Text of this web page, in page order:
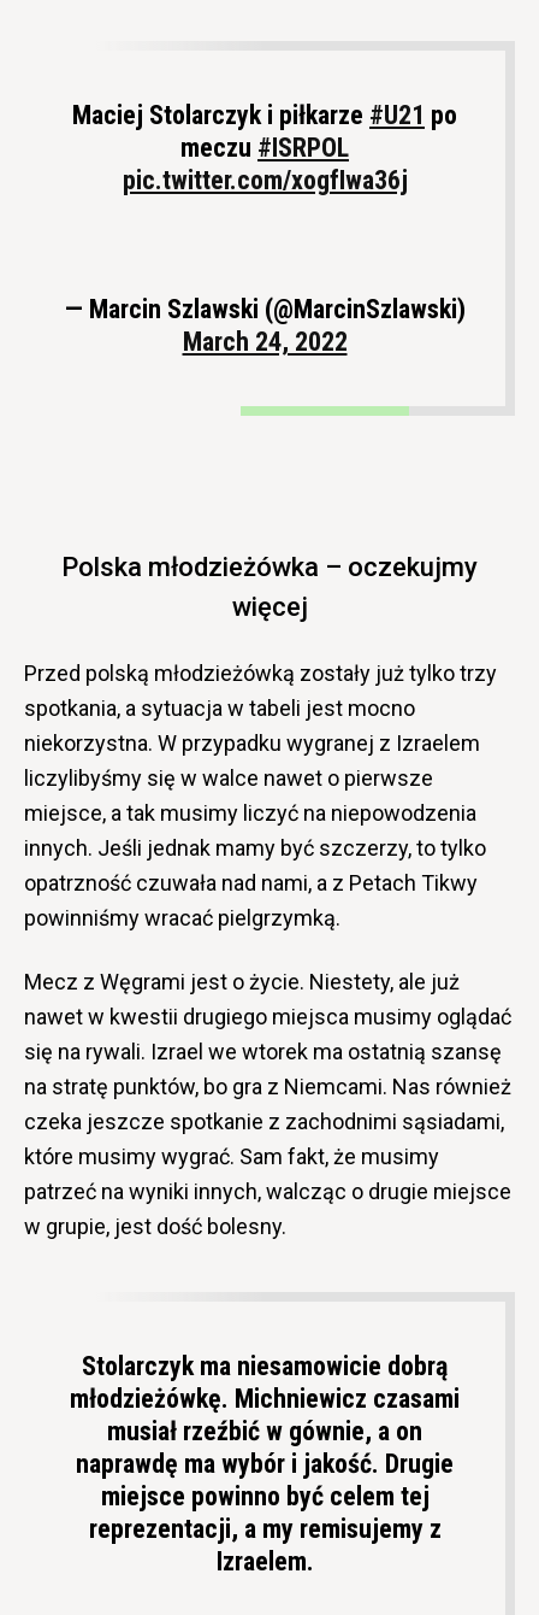
Maciej Stolarczyk i piłkarze #U21 po
meczu #ISRPOL
pic.twitter.com/xogfIwa36j
— Marcin Szlawski (@MarcinSzlawski)
March 24, 2022
Polska młodzieżówka – oczekujmy
więcej
Przed polską młodzieżówką zostały już tylko trzy
spotkania, a sytuacja w tabeli jest mocno
niekorzystna. W przypadku wygranej z Izraelem
liczylibyśmy się w walce nawet o pierwsze
miejsce, a tak musimy liczyć na niepowodzenia
innych. Jeśli jednak mamy być szczerzy, to tylko
opatrzność czuwała nad nami, a z Petach Tikwy
powinniśmy wracać pielgrzymką.
Mecz z Węgrami jest o życie. Niestety, ale już
nawet w kwestii drugiego miejsca musimy oglądać
się na rywali. Izrael we wtorek ma ostatnią szansę
na stratę punktów, bo gra z Niemcami. Nas również
czeka jeszcze spotkanie z zachodnimi sąsiadami,
które musimy wygrać. Sam fakt, że musimy
patrzeć na wyniki innych, walcząc o drugie miejsce
w grupie, jest dość bolesny.
Stolarczyk ma niesamowicie dobrą
młodzieżówkę. Michniewicz czasami
musiał rzeźbić w gównie, a on
naprawdę ma wybór i jakość. Drugie
miejsce powinno być celem tej
reprezentacji, a my remisujemy z
Izraelem.